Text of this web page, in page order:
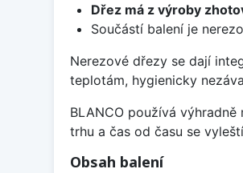
Dřez má z výroby
Součástí balení je
Nerezové dřezy se dají
teplotám, hygienicky
BLANCO používá
trhu a čas od času se
Obsah balení